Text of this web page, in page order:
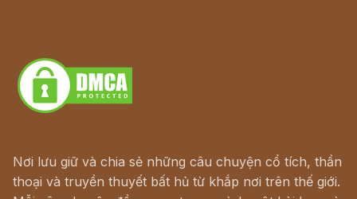
Nơi lưu giữ và chia sẻ những câu chuyện cổ tích, thần
thoại và truyền thuyết bất hủ từ khắp nơi trên thế giới.